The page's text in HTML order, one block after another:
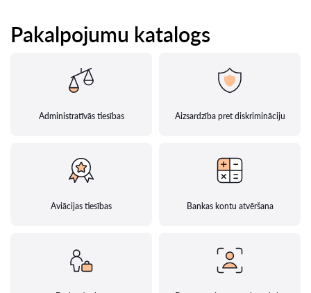
Pakalpojumu katalogs
Administratīvās tiesības Aizsardzība pret diskrimināciju
Aviācijas tiesības Bankas kontu atvēršana